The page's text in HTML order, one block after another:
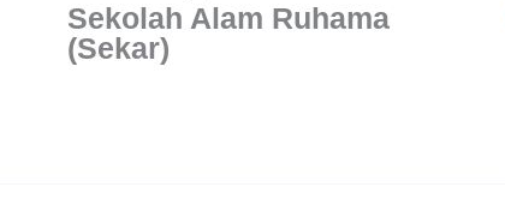
Sekolah Alam Ruhama
(Sekar)